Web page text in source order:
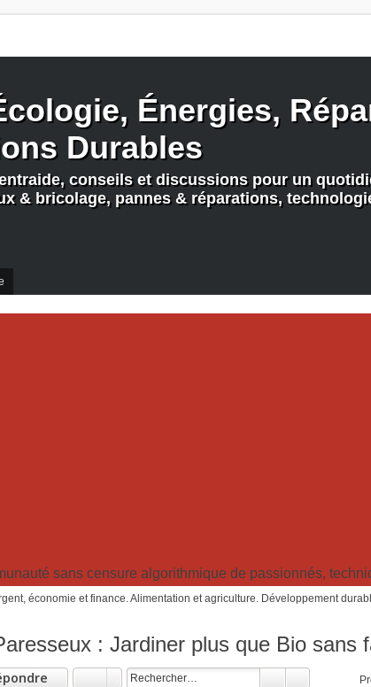
Énergies,
Durables
conseils et discussions pour un
& bricolage, pannes & réparations,
sans censure algorithmique de passionnés,
économie et finance. Alimentation et agriculture. Développement
: Jardiner plus que Bio sans